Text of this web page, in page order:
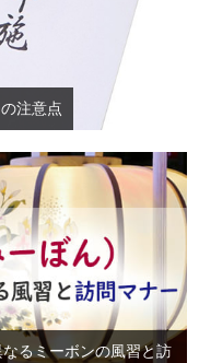
注意点
るミーボンの風習と訪